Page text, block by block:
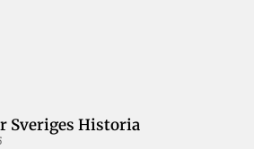
Sveriges Historia